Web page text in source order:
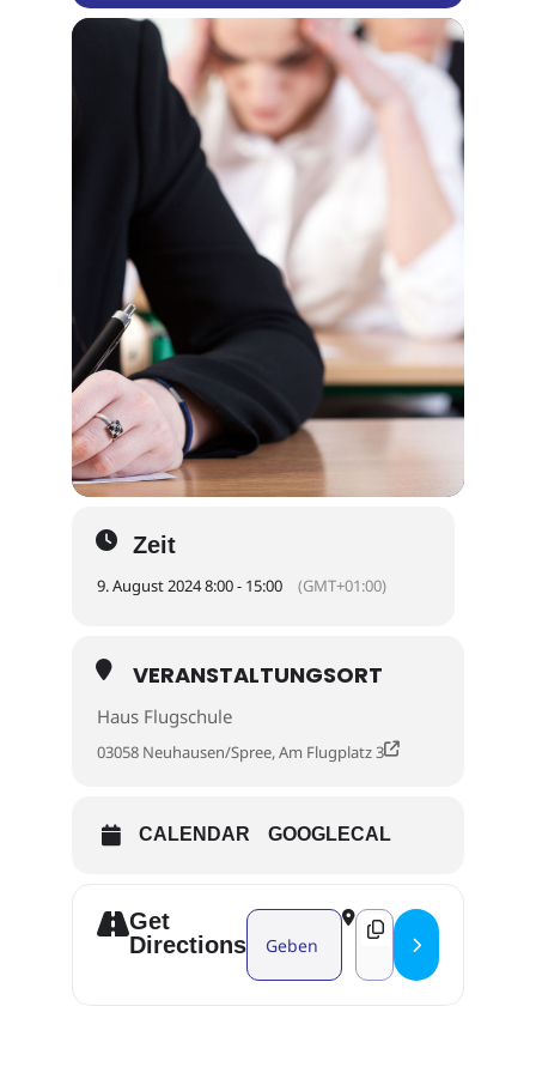
Zeit
9. August 2024 8:00 - 15:00 (GMT+01:00)
VERANSTALTUNGSORT
Haus Flugschule
03058 Neuhausen/Spree, Am Flugplatz 3
CALENDAR GOOGLECAL
Get
Directions
Address - Prüfungstermin EU-
Destination Address